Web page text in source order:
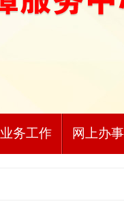
业务工作 网上办事